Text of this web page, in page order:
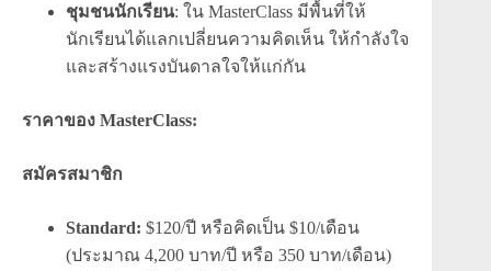
ชุมชนนักเรียน: ใน MasterClass มีพื้นที่ให้
นักเรียนได้แลกเปลี่ยนความคิดเห็น ให้กำลังใจ
และสร้างแรงบันดาลใจให้แก่กัน
ราคาของ MasterClass:
สมัครสมาชิก
Standard: $120/ปี หรือคิดเป็น $10/เดือน
(ประมาณ 4,200 บาท/ปี หรือ 350 บาท/เดือน)